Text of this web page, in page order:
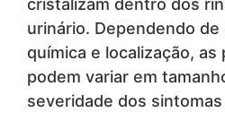
urinário. Dependendo
química e localização, as
podem variar em
severidade dos